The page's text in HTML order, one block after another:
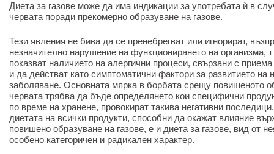
Диета за газове може да има индикации за употребата ѝ в
червата поради прекомерно образуване на газове.
Тези явления не бива да се пренебрегват или игнорират,
незначително нарушение на функционирането на организма,
показват наличието на алергични процеси, свързани с
и да действат като симптоматични фактори за развитието на
заболяване. Основната мярка в борбата срещу повишеното
червата трябва да бъде определянето кои специфични
по време на хранене, провокират такива негативни
диетата на всички продукти, способни да окажат влияние
повишено образуване на газове, е и диета за газове, вид от
особено категоричен и радикален характер.